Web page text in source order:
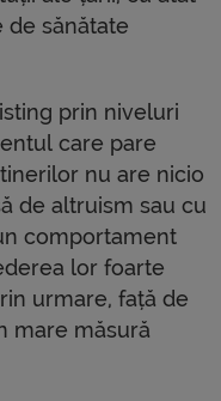
de sănătate
prin niveluri
care pare
nu are nicio
de altruism sau cu
comportament
lor foarte
urmare, față de
mare măsură